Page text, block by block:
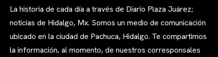
La historia de cada día a través de Diario Plaza Juárez;
noticias de Hidalgo, Mx. Somos un medio de comunicación
ubicado en la ciudad de Pachuca, Hidalgo. Te compartimos
la información, al momento, de nuestros corresponsales